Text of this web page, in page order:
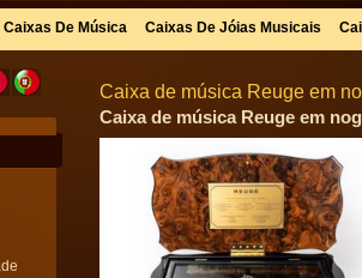
Caixas De Música Caixas De Jóias Musicais
Caixa de música Reuge em
Caixa de música Reuge em